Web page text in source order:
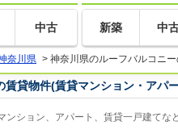
中古 新築 中
奈川県 > 神奈川県のルーフバルコニ
貸物件(賃貸マンション・アパ
ンション、アパート、賃貸一戸建て